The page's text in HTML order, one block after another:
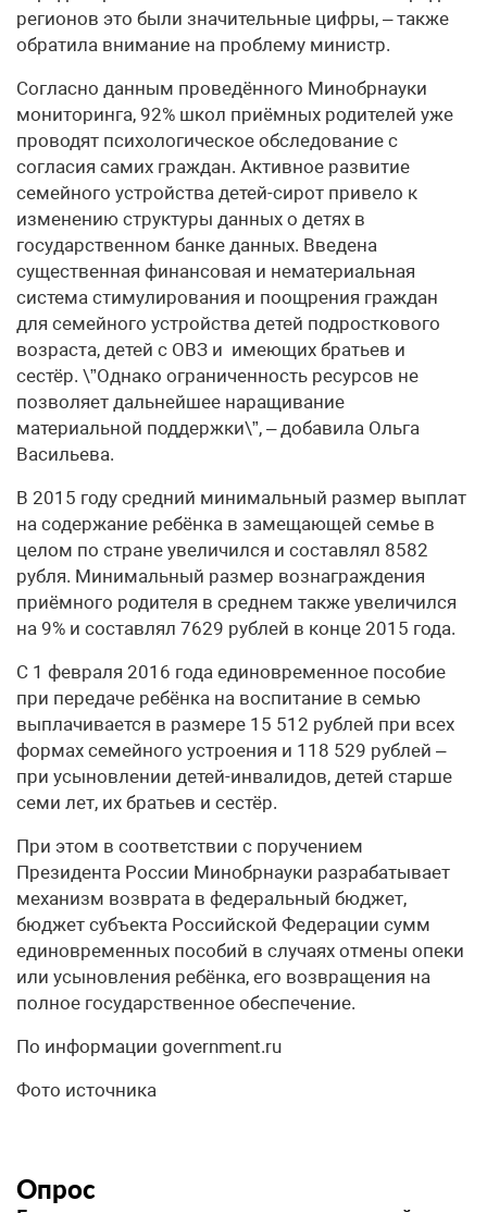
регионов это были значительные цифры, – также
обратила внимание на проблему министр.
Согласно данным проведённого Минобрнауки
мониторинга, 92% школ приёмных родителей уже
проводят психологическое обследование с
согласия самих граждан. Активное развитие
семейного устройства детей-сирот привело к
изменению структуры данных о детях в
государственном банке данных. Введена
существенная финансовая и нематериальная
система стимулирования и поощрения граждан
для семейного устройства детей подросткового
возраста, детей с ОВЗ и имеющих братьев и
сестёр. \”Однако ограниченность ресурсов не
позволяет дальнейшее наращивание
материальной поддержки\”, – добавила Ольга
Васильева.
В 2015 году средний минимальный размер выплат
на содержание ребёнка в замещающей семье в
целом по стране увеличился и составлял 8582
рубля. Минимальный размер вознаграждения
приёмного родителя в среднем также увеличился
на 9% и составлял 7629 рублей в конце 2015 года.
С 1 февраля 2016 года единовременное пособие
при передаче ребёнка на воспитание в семью
выплачивается в размере 15 512 рублей при всех
формах семейного устроения и 118 529 рублей –
при усыновлении детей-инвалидов, детей старше
семи лет, их братьев и сестёр.
При этом в соответствии с поручением
Президента России Минобрнауки разрабатывает
механизм возврата в федеральный бюджет,
бюджет субъекта Российской Федерации сумм
единовременных пособий в случаях отмены опеки
или усыновления ребёнка, его возвращения на
полное государственное обеспечение.
По информации government.ru
Фото источника
Опрос